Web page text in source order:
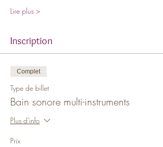
Lire plus >
Inscription
Complet
Type de billet
Bain sonore multi-instruments
Plus d'info
Prix